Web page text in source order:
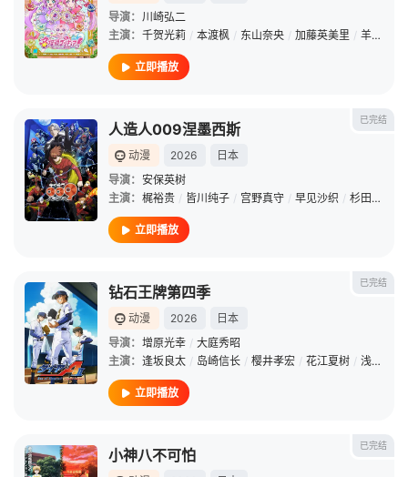
导演： 川崎弘二
主演： 千贺光莉 / 本渡枫 / 东山奈央 / 加藤英美里 / 羊宫妃那
立即播放
已完结
人造人009涅墨西斯
动漫 2026
日本
导演： 安保英树
主演： 梶裕贵 / 皆川纯子 / 宫野真守 / 早见沙织 / 杉田智和
立即播放
已完结
钻石王牌第四季
动漫 2026
日本
导演： 增原光幸 / 大庭秀昭
主演： 逢坂良太 / 岛崎信长 / 樱井孝宏 / 花江夏树 / 浅沼晋太郎
立即播放
已完结
小神八不可怕